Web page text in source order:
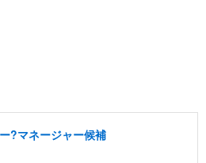
?マネージャー候補